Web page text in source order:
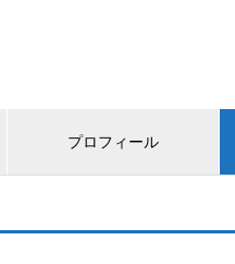
プロフィール